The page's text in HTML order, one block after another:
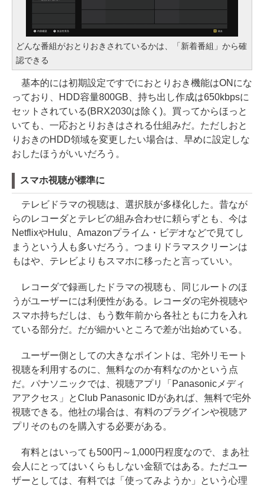
どんな番組がおとりおきされているかは、「新着番組」から確
認できる
基本的には初期設定ですでにおとりおき機能はONにな
っており、HDD容量800GB、持ち出し作成は650kbpsに
セットされている(BRX2030は除く)。買ってからほっと
いても、一応おとりおきはされる仕組みだ。ただしおと
りおきのHDD領域を変更したい場合は、早めに設定しな
おしたほうがいいだろう。
スマホ視聴が標準に
テレビドラマの視聴は、選択肢が多様化した。昔なが
らのレコーダとテレビの組み合わせに頼らずとも、今は
NetflixやHulu、Amazonプライム・ビデオなどで見てし
まうという人も多いだろう。つまりドラマスクリーンは
もはや、テレビよりもスマホに移ったと言っていい。
レコーダで録画したドラマの視聴も、同じルートのほ
うがユーザーには利便性がある。レコーダの宅外視聴や
スマホ持ちだしは、もう数年前から各社ともに力を入れ
ている部分だ。だが細かいところで差が出始めている。
ユーザー側としての大きなポイントは、宅外リモート
視聴を利用するのに、無料なのか有料なのかという点
だ。パナソニックでは、視聴アプリ「Panasonicメディ
アアクセス」とClub Panasonic IDがあれば、無料で宅外
視聴できる。他社の場合は、有料のプラグインや視聴ア
プリそのものを購入する必要がある。
有料とはいっても500円～1,000円程度なので、まあ社
会人にとってはいくらもしない金額ではある。ただユー
ザーとしては、有料では「使ってみようか」という心理